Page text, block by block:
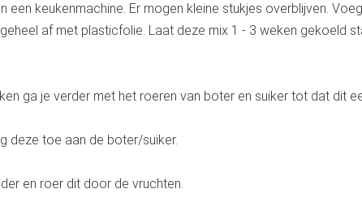
een keukenmachine. Er mogen kleine stukjes overblijven.
af met plasticfolie. Laat deze mix 1 - 3 weken gekoeld
ga je verder met het roeren van boter en suiker tot dat dit
deze toe aan de boter/suiker.
en roer dit door de vruchten.